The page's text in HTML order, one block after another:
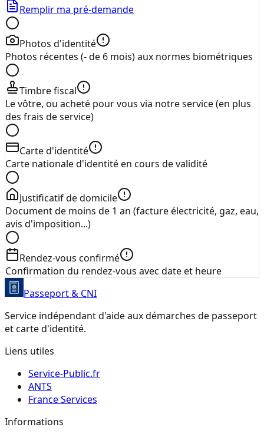
Remplir ma pré-demande
Photos d'identité
Photos récentes (- de 6 mois) aux normes biométriques
Timbre fiscal
Le vôtre, ou acheté pour vous via notre service (en plus
des frais de service)
Carte d'identité
Carte nationale d'identité en cours de validité
Justificatif de domicile
Document de moins de 1 an (facture électricité, gaz, eau,
avis d'imposition...)
Rendez-vous confirmé
Confirmation du rendez-vous avec date et heure
Passeport & CNI
Service indépendant d'aide aux démarches de passeport
et carte d'identité.
Liens utiles
Service-Public.fr
ANTS
France Services
Informations